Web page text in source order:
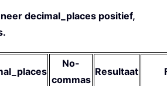
decimal_places positief,
No-
commas
Resultaat